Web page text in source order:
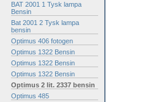
BAT 2001 1 Tysk lampa
Bensin
Bat 2001 2 Tysk lampa
bensin
Optimus 406 fotogen
Optimus 1322 Bensin
Optimus 1322 Bensin
Optimus 1322 Bensin
Optimus 2 lit. 2337 bensin
Optimus 485